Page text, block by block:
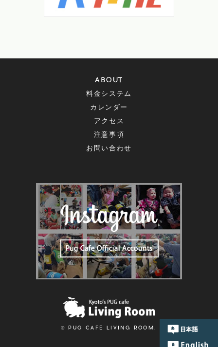
ABOUT
料金システム
カレンダー
アクセス
注意事項
お問い合わせ
© PUG CAFE LIVING ROOM.